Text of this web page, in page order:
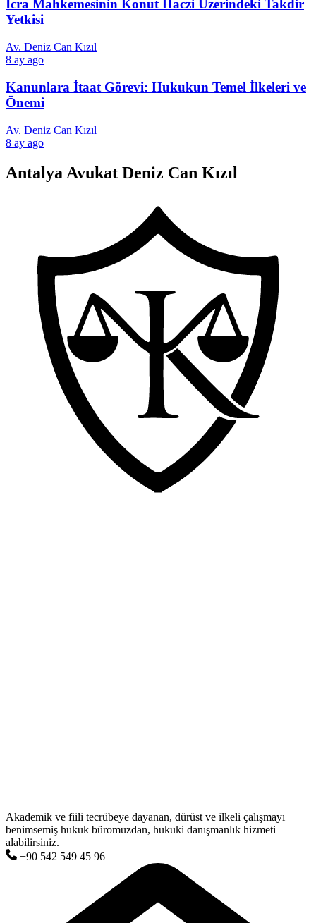
İcra Mahkemesinin Konut Haczi Üzerindeki Takdir
Yetkisi
Av. Deniz Can Kızıl
8 ay ago
Kanunlara İtaat Görevi: Hukukun Temel İlkeleri ve
Önemi
Av. Deniz Can Kızıl
8 ay ago
Antalya Avukat Deniz Can Kızıl
Akademik ve fiili tecrübeye dayanan, dürüst ve ilkeli çalışmayı
benimsemiş hukuk büromuzdan, hukuki danışmanlık hizmeti
alabilirsiniz.
+90 542 549 45 96